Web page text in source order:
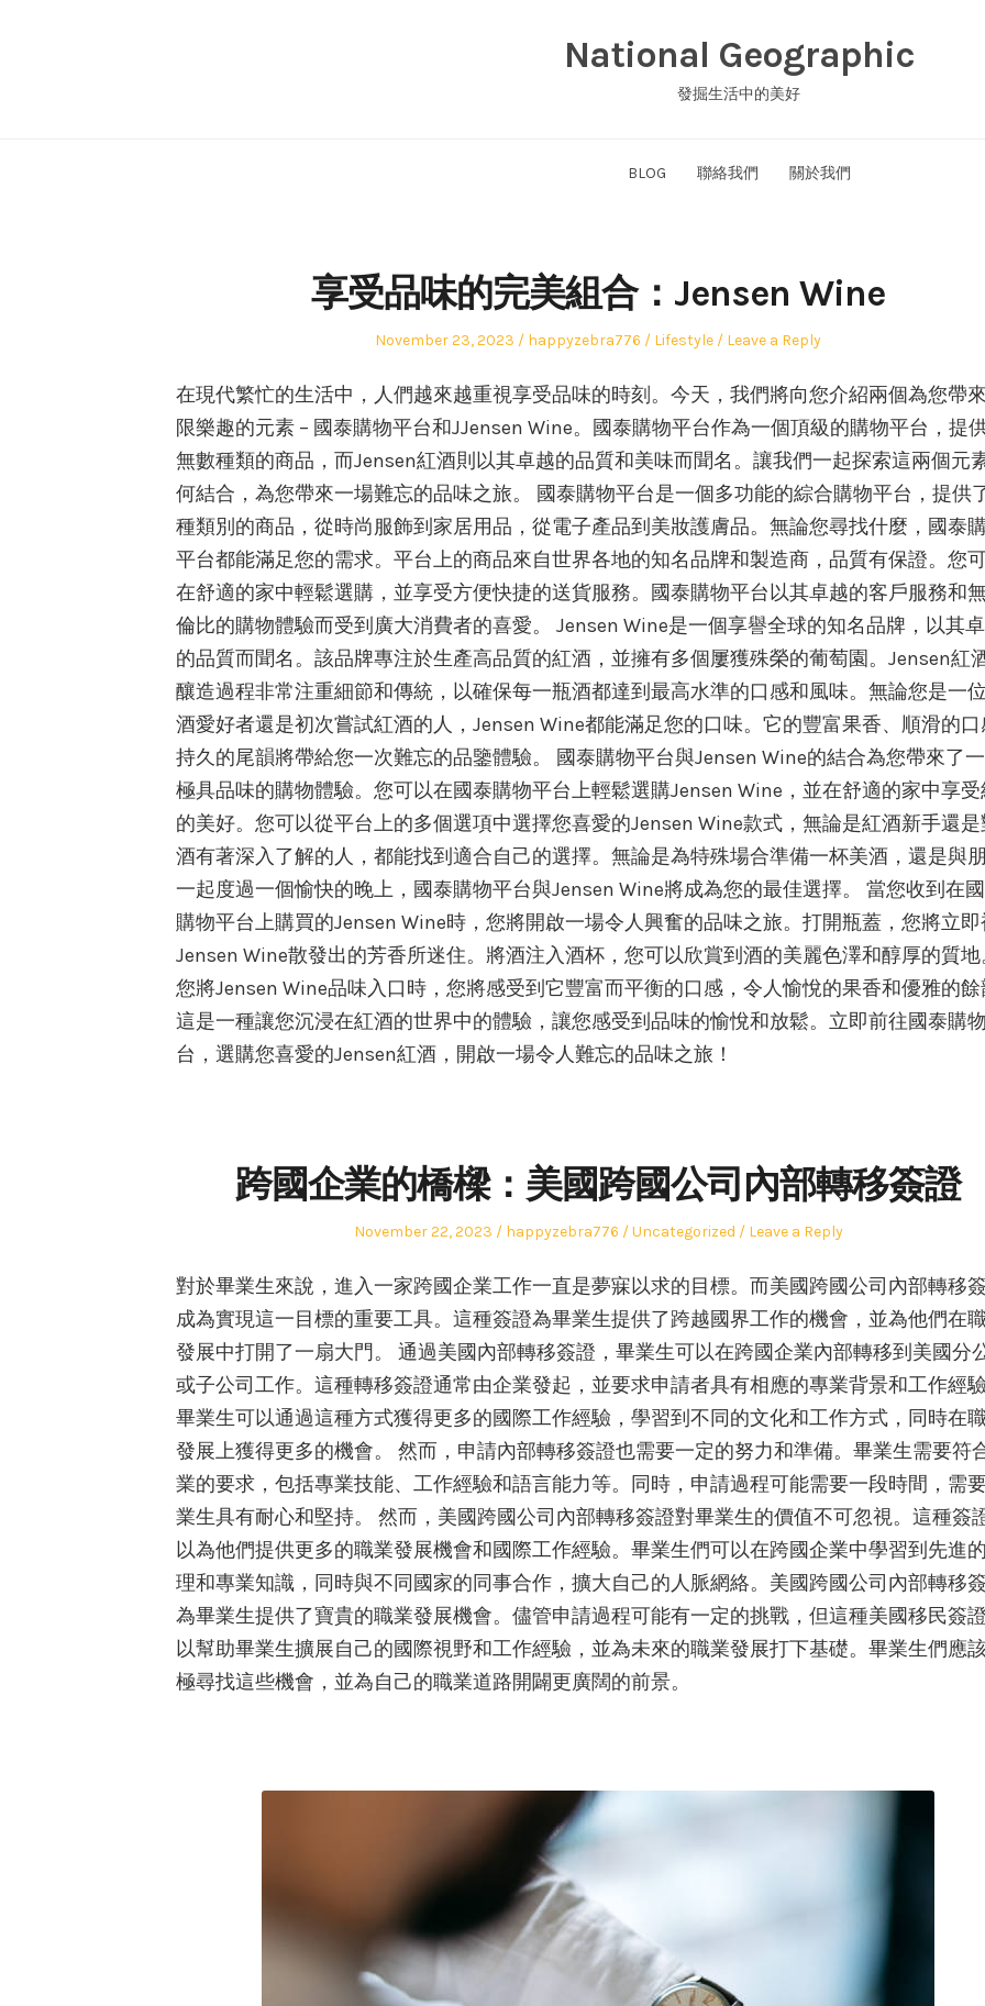
National Geographic
發掘生活中的美好
BLOG 聯絡我們 關於我們
享受品味的完美組合：Jensen Wine
Posted
November 23, 2023 Author
happyzebra776
Posted
Lifestyle Leave a Reply
在現代繁忙的生活中，人們越來越重視享受品味的時刻。今天，我們將向您介紹兩個為您帶
限樂趣的元素 – 國泰購物平台和JJensen Wine。國泰購物平台作為一個頂級的購物平台，提
無數種類的商品，而Jensen紅酒則以其卓越的品質和美味而聞名。讓我們一起探索這兩個元
何結合，為您帶來一場難忘的品味之旅。 國泰購物平台是一個多功能的綜合購物平台，提供
種類別的商品，從時尚服飾到家居用品，從電子產品到美妝護膚品。無論您尋找什麼，國泰
平台都能滿足您的需求。平台上的商品來自世界各地的知名品牌和製造商，品質有保證。您
在舒適的家中輕鬆選購，並享受方便快捷的送貨服務。國泰購物平台以其卓越的客戶服務和
倫比的購物體驗而受到廣大消費者的喜愛。 Jensen Wine是一個享譽全球的知名品牌，以其
的品質而聞名。該品牌專注於生產高品質的紅酒，並擁有多個屢獲殊榮的葡萄園。Jensen紅
釀造過程非常注重細節和傳統，以確保每一瓶酒都達到最高水準的口感和風味。無論您是一
酒愛好者還是初次嘗試紅酒的人，Jensen Wine都能滿足您的口味。它的豐富果香、順滑的口
持久的尾韻將帶給您一次難忘的品鑒體驗。 國泰購物平台與Jensen Wine的結合為您帶來了
極具品味的購物體驗。您可以在國泰購物平台上輕鬆選購Jensen Wine，並在舒適的家中享
的美好。您可以從平台上的多個選項中選擇您喜愛的Jensen Wine款式，無論是紅酒新手還是
酒有著深入了解的人，都能找到適合自己的選擇。無論是為特殊場合準備一杯美酒，還是與
一起度過一個愉快的晚上，國泰購物平台與Jensen Wine將成為您的最佳選擇。 當您收到在
購物平台上購買的Jensen Wine時，您將開啟一場令人興奮的品味之旅。打開瓶蓋，您將立即
Jensen Wine散發出的芳香所迷住。將酒注入酒杯，您可以欣賞到酒的美麗色澤和醇厚的質地
您將Jensen Wine品味入口時，您將感受到它豐富而平衡的口感，令人愉悅的果香和優雅的餘
這是一種讓您沉浸在紅酒的世界中的體驗，讓您感受到品味的愉悅和放鬆。立即前往國泰購
台，選購您喜愛的Jensen紅酒，開啟一場令人難忘的品味之旅！
跨國企業的橋樑：美國跨國公司內部轉移簽證
Posted
November 22, 2023 Author
happyzebra776
Posted
Uncategorized Leave a Reply
對於畢業生來說，進入一家跨國企業工作一直是夢寐以求的目標。而美國跨國公司內部轉移
成為實現這一目標的重要工具。這種簽證為畢業生提供了跨越國界工作的機會，並為他們在
發展中打開了一扇大門。 通過美國內部轉移簽證，畢業生可以在跨國企業內部轉移到美國分
或子公司工作。這種轉移簽證通常由企業發起，並要求申請者具有相應的專業背景和工作經驗
畢業生可以通過這種方式獲得更多的國際工作經驗，學習到不同的文化和工作方式，同時在
發展上獲得更多的機會。 然而，申請內部轉移簽證也需要一定的努力和準備。畢業生需要符
業的要求，包括專業技能、工作經驗和語言能力等。同時，申請過程可能需要一段時間，需
業生具有耐心和堅持。 然而，美國跨國公司內部轉移簽證對畢業生的價值不可忽視。這種簽
以為他們提供更多的職業發展機會和國際工作經驗。畢業生們可以在跨國企業中學習到先進
理和專業知識，同時與不同國家的同事合作，擴大自己的人脈網絡。美國跨國公司內部轉移
為畢業生提供了寶貴的職業發展機會。儘管申請過程可能有一定的挑戰，但這種美國移民簽
以幫助畢業生擴展自己的國際視野和工作經驗，並為未來的職業發展打下基礎。畢業生們應
極尋找這些機會，並為自己的職業道路開闢更廣闊的前景。